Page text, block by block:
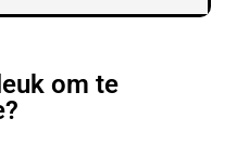
om te